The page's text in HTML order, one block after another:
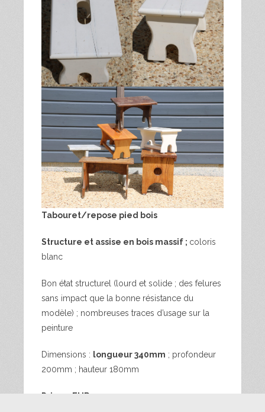
Tabouret/repose pied bois
Structure et assise en bois massif ; coloris
blanc
Bon état structurel (lourd et solide ; des felures
sans impact que la bonne résistance du
modèle) ; nombreuses traces d’usage sur la
peinture
Dimensions : longueur 340mm ; profondeur
200mm ; hauteur 180mm
Prix : 25EUR